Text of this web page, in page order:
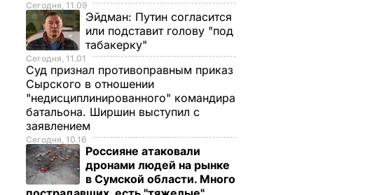
Сегодня, 11.09
Эйдман: Путин согласится
или подставит голову "под
табакерку"
Сегодня, 11.01
Суд признал противоправным приказ
Сырского в отношении
"недисциплинированного" командира
батальона. Ширшин выступил с
заявлением
Сегодня, 10.16
Россияне атаковали
дронами людей на рынке
в Сумской области. Много